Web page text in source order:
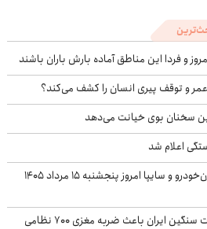
و فردا این مناطق آماده بارش باران باشند
سخنان بوی خیانت می‌دهد
اعلام شد
تغییر تند قیمت محصولات ایران‌خودرو و سایپا امروز پنجشنبه ۱۵ مرداد ۱۴۰۵
آسوشیتدپرس افشا کرد: حملات سنگین ایران باعث ضربه مغزی ۷۰۰ نظامی